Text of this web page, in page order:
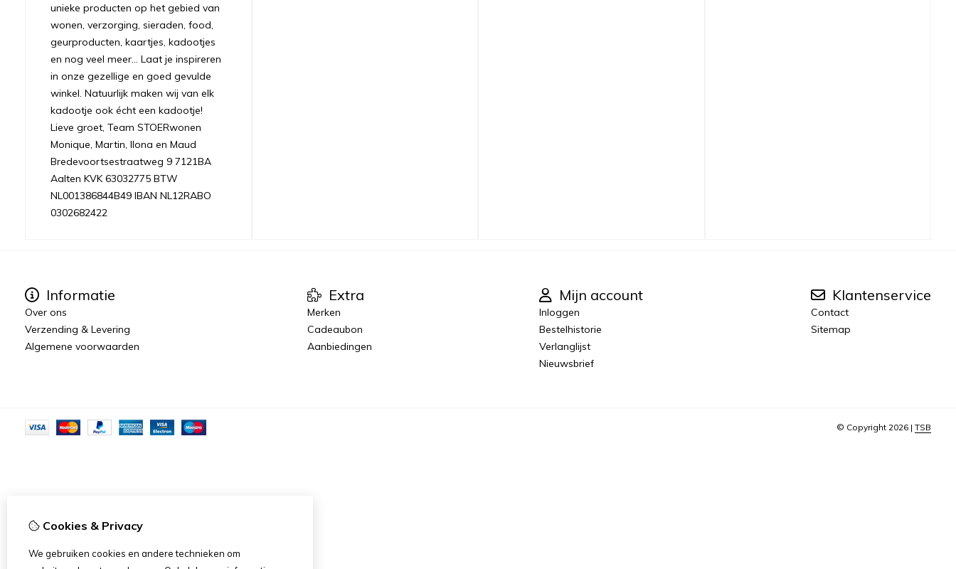
unieke producten op het gebied van
wonen, verzorging, sieraden, food,
geurproducten, kaartjes, kadootjes
en nog veel meer... Laat je inspireren
in onze gezellige en goed gevulde
winkel. Natuurlijk maken wij van elk
kadootje ook écht een kadootje!
Lieve groet, Team STOERwonen
Monique, Martin, Ilona en Maud
Bredevoortsestraatweg 9 7121BA
Aalten KVK 63032775 BTW
NL001386844B49 IBAN NL12RABO
0302682422
Informatie
Over ons
Verzending & Levering
Algemene voorwaarden
Extra
Merken
Cadeaubon
Aanbiedingen
Mijn account
Inloggen
Bestelhistorie
Verlanglijst
Nieuwsbrief
Klantenservice
Contact
Sitemap
© Copyright 2026 | TSB
Cookies & Privacy
We gebruiken cookies en andere technieken om